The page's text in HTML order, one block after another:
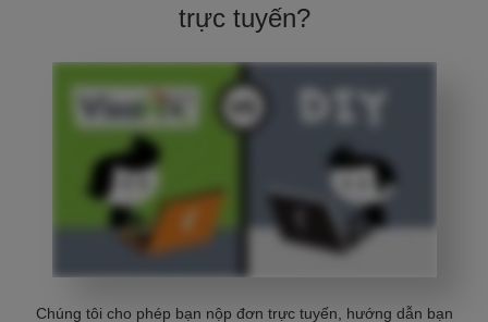
trực tuyến?
Chúng tôi cho phép bạn nộp đơn trực tuyến, hướng dẫn bạn